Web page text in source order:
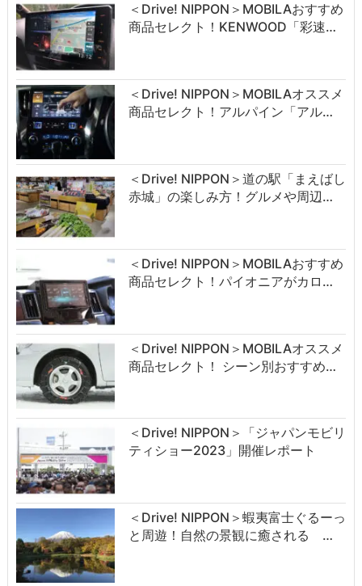
＜Drive! NIPPON＞MOBILAおすすめ
商品セレクト！KENWOOD「彩速…
＜Drive! NIPPON＞MOBILAオススメ
商品セレクト！アルパイン「アル…
＜Drive! NIPPON＞道の駅「まえばし
赤城」の楽しみ方！グルメや周辺…
＜Drive! NIPPON＞MOBILAおすすめ
商品セレクト！パイオニアがカロ…
＜Drive! NIPPON＞MOBILAオススメ
商品セレクト！ シーン別おすすめ…
＜Drive! NIPPON＞「ジャパンモビリ
ティショー2023」開催レポート
＜Drive! NIPPON＞蝦夷富士ぐるーっ
と周遊！自然の景観に癒される …